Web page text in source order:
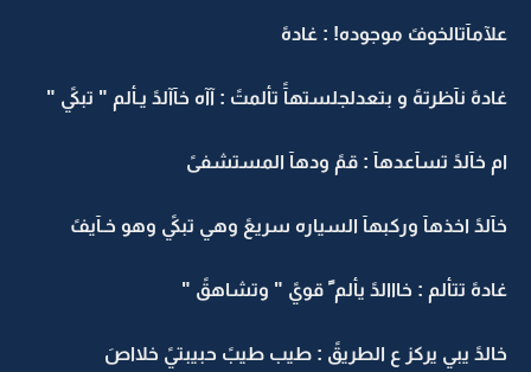
علآمآتالخوفً موجوده! : غادهً
غادهً نآظرتهً و بتعدلجلستهآً تألمتً : آآه خآآلدً يـألم " تبكيً "
ام خآلدً تسآعدهآ : قمً ودهآ المستشفىً
خآلدً اخذهآ وركبهآ السياره سريعً وهي تبكيً وهو خـآيفً
غادهً تتألم : خااالدً يألم ً قويً " وتشاهقً "
خالدً يبي يركز ع الطريقً : طيب طيبً حبيبتيً خلااصَ